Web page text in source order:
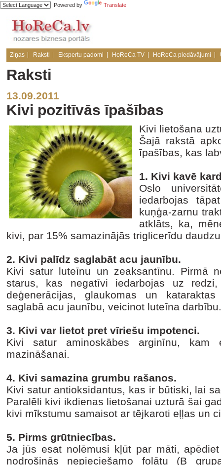
Powered by Translate
Ziņas Raksti Ekspertu padomi HoReCa TV HoReCa piedāvājumi
Raksti
13.09.2011
Kivi pozitīvās īpašības
Kivi lietošana
Šajā rakstā
īpašības, kas
1. Kivi kavē
Oslo
iedarbojas
kuņģa-zarnu
atklāts, ka,
kivi, par 15% samazinājās triglicerīdu
2. Kivi palīdz saglabāt acu jaunību.
Kivi satur luteīnu un zeaksantīnu. Pirmā
starus, kas negatīvi iedarbojas uz
deģenerācijas, glaukomas un
saglabā acu jaunību, veicinot luteīna darbību.
3. Kivi var lietot pret vīriešu impotenci.
Kivi satur aminoskābes arginīnu, kam
mazināšanai.
4. Kivi samazina grumbu rašanos.
Kivi satur antioksidantus, kas ir būtiski, lai
Paralēli kivi ikdienas lietošanai uzturā šai
kivi mīkstumu samaisot ar tējkaroti eļļas un
5. Pirms grūtniecības.
Ja jūs esat nolēmusi kļūt par māti,
nodrošinās nepieciešamo folātu (B